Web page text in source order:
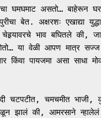
घमघमाट असतो… बाहेरून
बेत. अक्षरशः एखाद्या
चेहर्‍यावरचे भाव बघितले की,
या वेळी आपण मात्र सज्ज
चटपटीत, चमचमीत भाजी,
की, आमरसाने न्हालेलं ते